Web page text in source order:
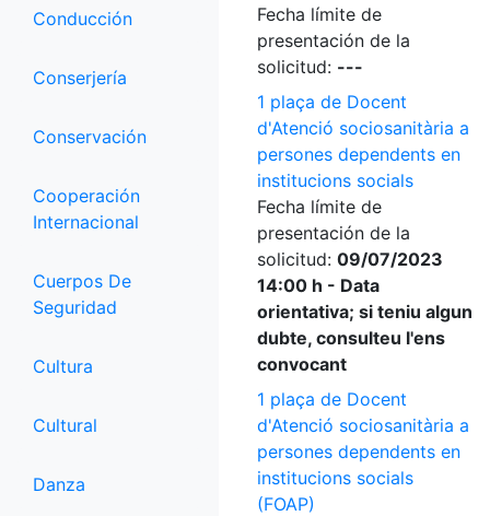
Conducción
Conserjería
Conservación
Cooperación
Internacional
Cuerpos De
Seguridad
Cultura
Cultural
Danza
Fecha límite de
presentación de la
solicitud: ---
1 plaça de Docent
d'Atenció sociosanitària a
persones dependents en
institucions socials
Fecha límite de
presentación de la
solicitud: 09/07/2023
14:00 h - Data
orientativa; si teniu algun
dubte, consulteu l'ens
convocant
1 plaça de Docent
d'Atenció sociosanitària a
persones dependents en
institucions socials
(FOAP)